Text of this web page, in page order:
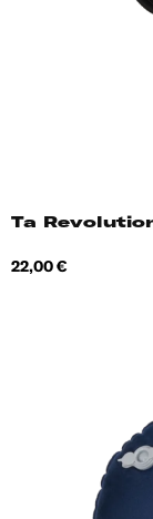
Ta
Hind
22,00 €